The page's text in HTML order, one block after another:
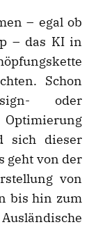
– egal ob
– das KI in
Schon
oder
sich dieser
geht von der
von
bis hin zum